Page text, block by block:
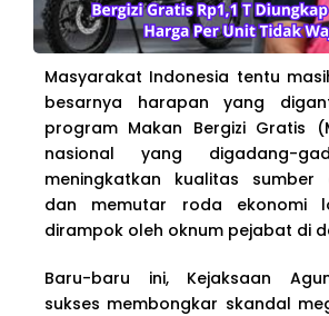
Masyarakat Indonesia tentu
besarnya harapan yang
program Makan Bergizi Gratis
nasional yang digadang-
meningkatkan kualitas sumber
dan memutar roda ekonomi
dirampok oleh oknum pejabat di
Baru-baru ini, Kejaksaan
sukses membongkar skandal